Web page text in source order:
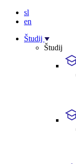
sl
en
Študij
Študij